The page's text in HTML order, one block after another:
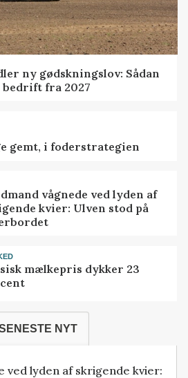
ny gødskningslov: Sådan
fra 2027
gemt, i foderstrategien
vågnede ved lyden af
kvier: Ulven stod på
mælkepris dykker 23
NYT
ved lyden af skrigende kvier: